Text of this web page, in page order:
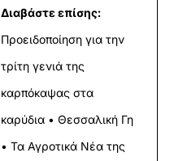
Διαβάστε επίσης:
Προειδοποίηση για την
τρίτη γενιά της
καρπόκαψας στα
καρύδια • Θεσσαλική Γη
• Τα Αγροτικά Νέα της